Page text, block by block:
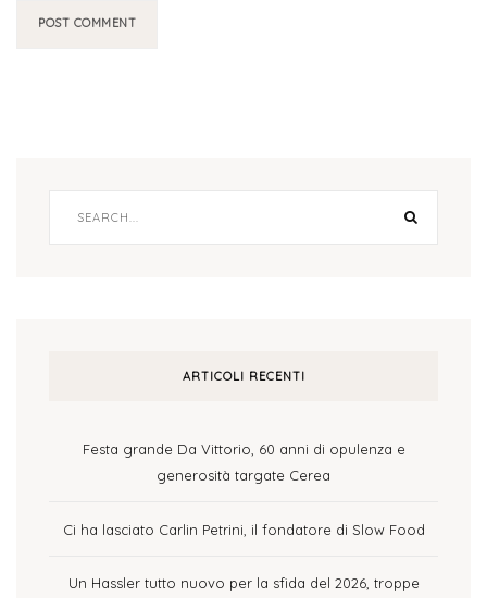
ARTICOLI RECENTI
Festa grande Da Vittorio, 60 anni di opulenza e
generosità targate Cerea
Ci ha lasciato Carlin Petrini, il fondatore di Slow Food
Un Hassler tutto nuovo per la sfida del 2026, troppe